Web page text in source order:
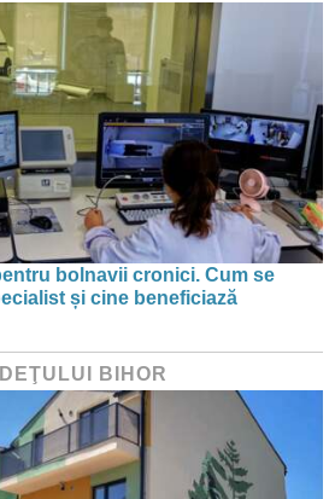
bolnavii cronici. Cum se
și cine beneficiază
BIHOR